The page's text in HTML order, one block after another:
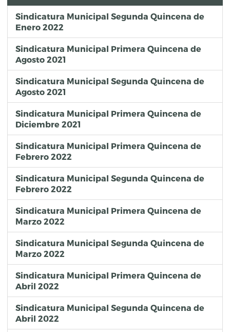
Sindicatura Municipal Segunda Quincena de
Enero 2022
Sindicatura Municipal Primera Quincena de
Agosto 2021
Sindicatura Municipal Segunda Quincena de
Agosto 2021
Sindicatura Municipal Primera Quincena de
Diciembre 2021
Sindicatura Municipal Primera Quincena de
Febrero 2022
Sindicatura Municipal Segunda Quincena de
Febrero 2022
Sindicatura Municipal Primera Quincena de
Marzo 2022
Sindicatura Municipal Segunda Quincena de
Marzo 2022
Sindicatura Municipal Primera Quincena de
Abril 2022
Sindicatura Municipal Segunda Quincena de
Abril 2022